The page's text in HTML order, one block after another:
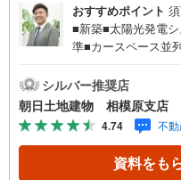
おすすめポイント
■新築■太陽光発電
準■カースペース並
～20:00】上記時間
す。人気物件には特
にお電話ください。
ご予約いただくとご
実績】弊社は1985
エリアに13店舗展
シルバー推奨店
朝日土地建物 相模原支店
4.74 不
資料をも